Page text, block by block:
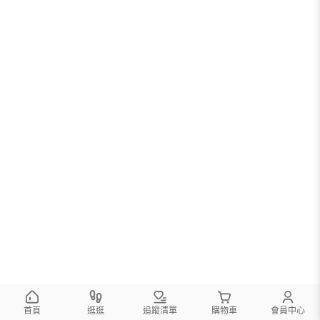
首頁 逛逛 追蹤清單 購物車 會員中心